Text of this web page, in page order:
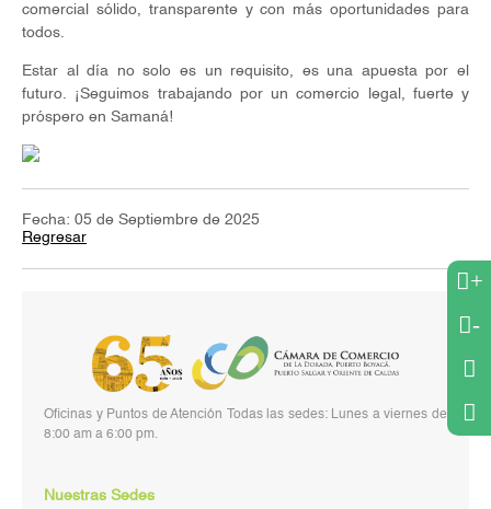
comercial sólido, transparente y con más oportunidades para
todos.
Estar al día no solo es un requisito, es una apuesta por el
futuro. ¡Seguimos trabajando por un comercio legal, fuerte y
próspero en Samaná!
Fecha: 05 de Septiembre de 2025
Regresar
+
-
Oficinas y Puntos de Atención Todas las sedes: Lunes a viernes de
8:00 am a 6:00 pm.
Nuestras Sedes